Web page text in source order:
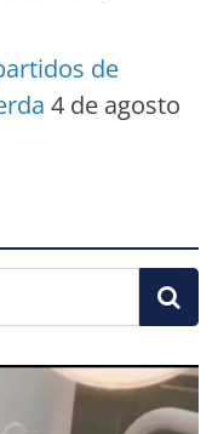
de
4 de agosto